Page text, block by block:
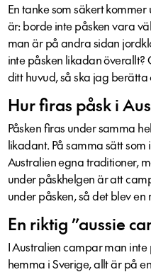
En tanke som säkert
är: borde inte påsken vara
man är på andra sidan
inte påsken likadan
ditt huvud, så ska jag
Hur firas påsk i
Påsken ﬁras under samma
likadant. På samma sätt
Australien egna traditioner,
under påskhelgen är att
under påsken, så det blev en
En riktig ”aussie
I Australien campar man
hemma i Sverige, allt är på